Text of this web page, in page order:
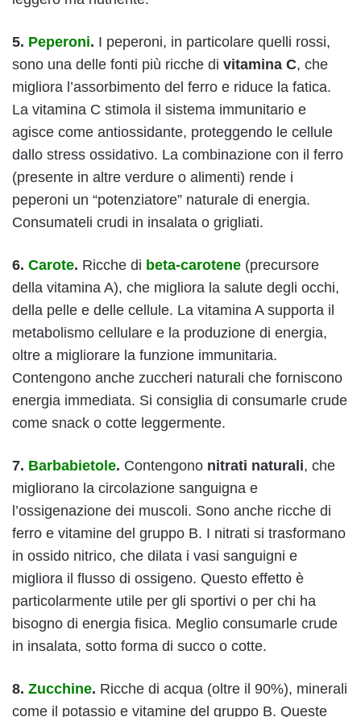
5. Peperoni. I peperoni, in particolare quelli rossi,
sono una delle fonti più ricche di vitamina C, che
migliora l’assorbimento del ferro e riduce la fatica.
La vitamina C stimola il sistema immunitario e
agisce come antiossidante, proteggendo le cellule
dallo stress ossidativo. La combinazione con il ferro
(presente in altre verdure o alimenti) rende i
peperoni un “potenziatore” naturale di energia.
Consumateli crudi in insalata o grigliati.
6. Carote. Ricche di beta-carotene (precursore
della vitamina A), che migliora la salute degli occhi,
della pelle e delle cellule. La vitamina A supporta il
metabolismo cellulare e la produzione di energia,
oltre a migliorare la funzione immunitaria.
Contengono anche zuccheri naturali che forniscono
energia immediata. Si consiglia di consumarle crude
come snack o cotte leggermente.
7. Barbabietole. Contengono nitrati naturali, che
migliorano la circolazione sanguigna e
l’ossigenazione dei muscoli. Sono anche ricche di
ferro e vitamine del gruppo B. I nitrati si trasformano
in ossido nitrico, che dilata i vasi sanguigni e
migliora il flusso di ossigeno. Questo effetto è
particolarmente utile per gli sportivi o per chi ha
bisogno di energia fisica. Meglio consumarle crude
in insalata, sotto forma di succo o cotte.
8. Zucchine. Ricche di acqua (oltre il 90%), minerali
come il potassio e vitamine del gruppo B. Queste